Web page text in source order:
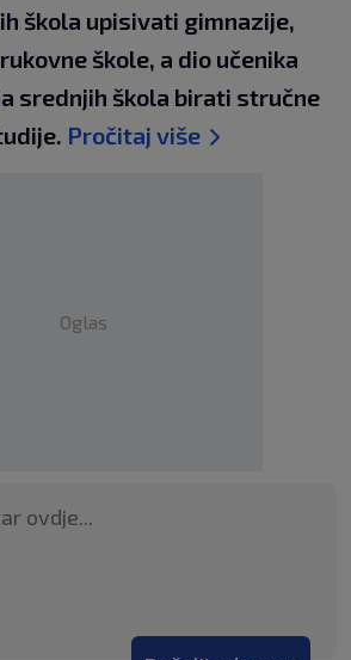
škola upisivati gimnazije,
škole, a dio učenika
srednjih škola birati stručne
Pročitaj više
Oglas